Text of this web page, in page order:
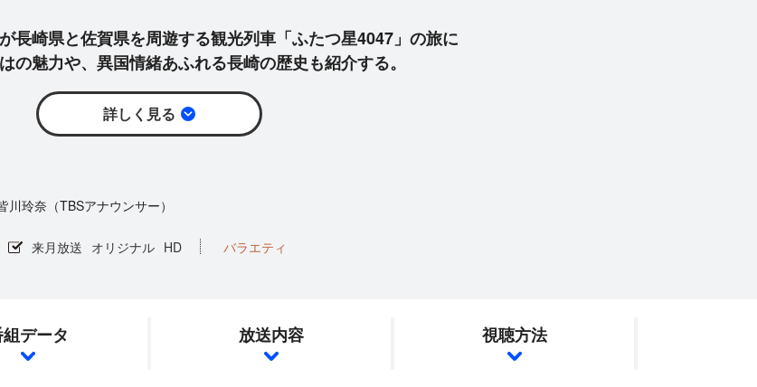
長崎県と佐賀県を周遊する観光列車「ふたつ星4047」の旅に
の魅力や、異国情緒あふれる長崎の歴史も紹介する。
詳しく見る
川玲奈（TBSアナウンサー）
来月放送 オリジナル HD バラエティ
データ 放送内容 視聴方法